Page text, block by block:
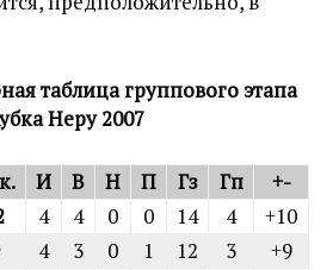
таблица группового этапа
Неру 2007
И В Н П Гз Гп
+-
4 4 0 0 14 4
+10
4 3 0 1 12 3
+9